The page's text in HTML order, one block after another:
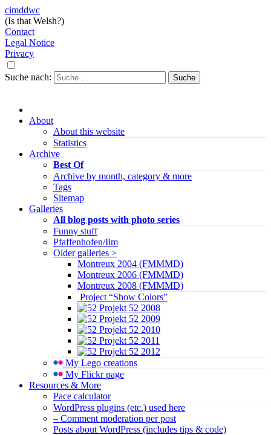
cimddwc
(Is that Welsh?)
Contact
Legal Notice
Privacy
Suche nach:
About
About this website
Statistics
Archive
Best Of
Archive by month, category & more
Tags
Sitemap
Galleries
All blog posts with photo series
Funny stuff
Pfaffenhofen/Ilm
Older galleries >
Montreux 2004 (FMMMD)
Montreux 2006 (FMMMD)
Montreux 2008 (FMMMD)
Project “Show Colors”
Projekt 52 2008
Projekt 52 2009
Projekt 52 2010
Projekt 52 2011
Projekt 52 2012
My Lego creations
My Flickr page
Resources & More
Pace calculator
WordPress plugins (etc.) used here
– Comment moderation per post
Posts about WordPress (includes tips & code)